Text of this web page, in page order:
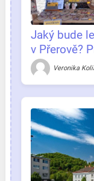
Jaký bude
v Přerově?
na jednom
Veronika